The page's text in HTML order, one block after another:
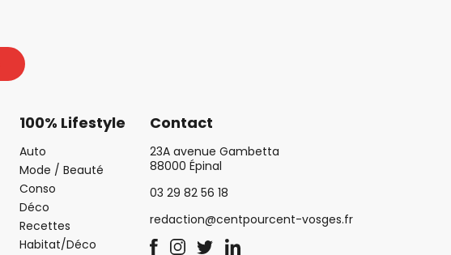
100% Lifestyle
Auto
Mode / Beauté
Conso
Déco
Recettes
Habitat/Déco
Contact
23A avenue Gambetta
88000 Épinal
03 29 82 56 18
redaction@centpourcent-vosges.fr